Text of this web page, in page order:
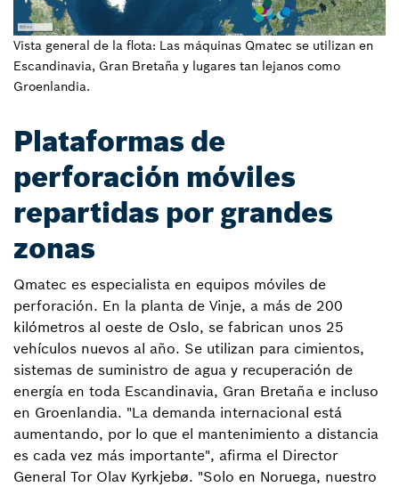
Vista general de la flota: Las máquinas Qmatec se utilizan en
Escandinavia, Gran Bretaña y lugares tan lejanos como
Groenlandia.
Plataformas de
perforación móviles
repartidas por grandes
zonas
Qmatec es especialista en equipos móviles de
perforación. En la planta de Vinje, a más de 200
kilómetros al oeste de Oslo, se fabrican unos 25
vehículos nuevos al año. Se utilizan para cimientos,
sistemas de suministro de agua y recuperación de
energía en toda Escandinavia, Gran Bretaña e incluso
en Groenlandia. "La demanda internacional está
aumentando, por lo que el mantenimiento a distancia
es cada vez más importante", afirma el Director
General Tor Olav Kyrkjebø. "Solo en Noruega, nuestro